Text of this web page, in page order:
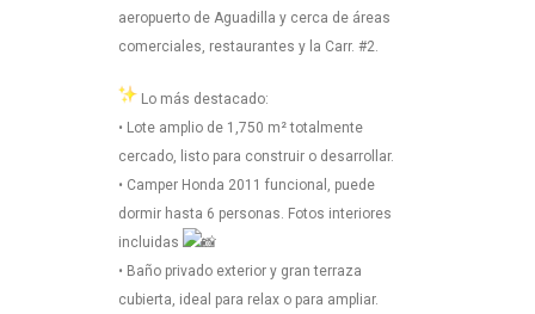
aeropuerto de Aguadilla y cerca de áreas
comerciales, restaurantes y la Carr. #2.
Lo más destacado:
• Lote amplio de 1,750 m² totalmente
cercado, listo para construir o desarrollar.
• Camper Honda 2011 funcional, puede
dormir hasta 6 personas. Fotos interiores
incluidas
• Baño privado exterior y gran terraza
cubierta, ideal para relax o para ampliar.